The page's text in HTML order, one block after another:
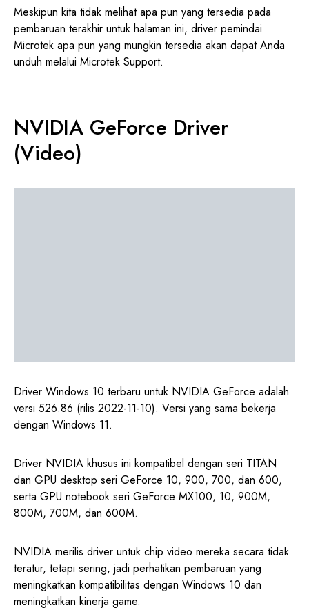
Meskipun kita tidak melihat apa pun yang tersedia pada
pembaruan terakhir untuk halaman ini, driver pemindai
Microtek apa pun yang mungkin tersedia akan dapat Anda
unduh melalui Microtek Support.
NVIDIA GeForce Driver
(Video)
Driver Windows 10 terbaru untuk NVIDIA GeForce adalah
versi 526.86 (rilis 2022-11-10). Versi yang sama bekerja
dengan Windows 11.
Driver NVIDIA khusus ini kompatibel dengan seri TITAN
dan GPU desktop seri GeForce 10, 900, 700, dan 600,
serta GPU notebook seri GeForce MX100, 10, 900M,
800M, 700M, dan 600M.
NVIDIA merilis driver untuk chip video mereka secara tidak
teratur, tetapi sering, jadi perhatikan pembaruan yang
meningkatkan kompatibilitas dengan Windows 10 dan
meningkatkan kinerja game.